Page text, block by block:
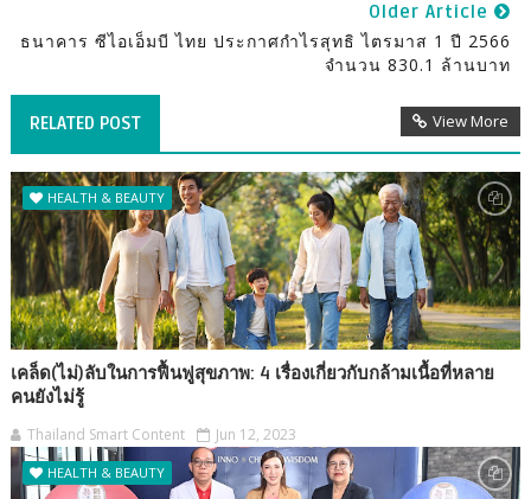
Older Article
ธนาคาร ซีไอเอ็มบี ไทย ประกาศกำไรสุทธิ ไตรมาส 1 ปี 2566
จำนวน 830.1 ล้านบาท
RELATED POST View More
HEALTH & BEAUTY
เคล็ด(ไม่)ลับในการฟื้นฟูสุขภาพ: 4 เรื่องเกี่ยวกับกล้ามเนื้อที่หลาย
คนยังไม่รู้
Thailand Smart Content Jun 12, 2023
HEALTH & BEAUTY